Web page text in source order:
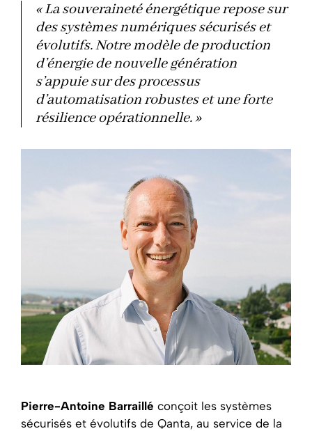
« La souveraineté énergétique repose sur
des systèmes numériques sécurisés et
évolutifs. Notre modèle de production
d’énergie de nouvelle génération
s’appuie sur des processus
d’automatisation robustes et une forte
résilience opérationnelle. »
Pierre-Antoine Barraillé conçoit les systèmes
sécurisés et évolutifs de Qanta, au service de la